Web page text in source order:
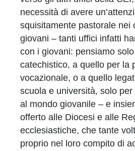
necessità di avere
squisitamente pastorale nei
giovani – tanti uffici infatti
con i giovani: pensiamo solo
catechistico, a quello per la
vocazionale, o a quello
scuola e università, solo
al mondo giovanile – e
offerto alle Diocesi e alle
ecclesiastiche, che tante
proprio nel loro compito di